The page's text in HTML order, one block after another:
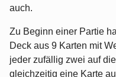
auch.
Zu Beginn einer Partie
Deck aus 9 Karten mit
jeder zufällig zwei auf
gleichzeitig eine Karte